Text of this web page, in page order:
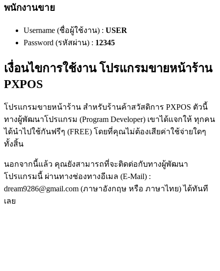
พนักงานขาย
Username (ชื่อผู้ใช้งาน) : USER
Password (รหัสผ่าน) : 12345
เงื่อนไขการใช้งาน โปรแกรมขายหน้าร้าน
PXPOS
โปรแกรมขายหน้าร้าน สำหรับร้านค้าสวัสดิการ PXPOS ตัวนี้
ทางผู้พัฒนาโปรแกรม (Program Developer) เขาได้แจกให้ ทุกคน
ได้นำไปใช้กันฟรีๆ (FREE) โดยที่คุณไม่ต้องเสียค่าใช้จ่ายใดๆ
ทั้งสิ้น
นอกจากนี้แล้ว คุณยังสามารถที่จะติดต่อกับทางผู้พัฒนา
โปรแกรมนี้ ผ่านทางช่องทางอีเมล (E-Mail) :
dream9286@gmail.com (ภาษาอังกฤษ หรือ ภาษาไทย) ได้ทันที
เลย